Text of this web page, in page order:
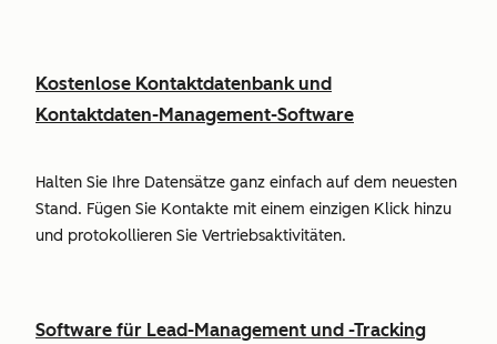
Kostenlose Kontaktdatenbank und
Kontaktdaten-Management-Software
Halten Sie Ihre Datensätze ganz einfach auf dem neuesten
Stand. Fügen Sie Kontakte mit einem einzigen Klick hinzu
und protokollieren Sie Vertriebsaktivitäten.
Software für Lead-Management und -Tracking